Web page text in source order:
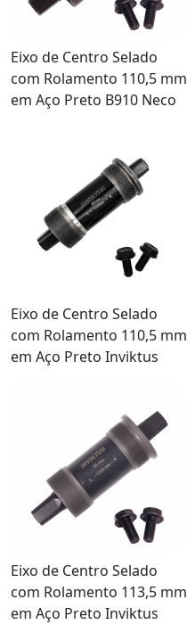
Eixo de Centro Selado
com Rolamento 110,5 mm
em Aço Preto B910 Neco
Eixo de Centro Selado
com Rolamento 110,5 mm
em Aço Preto Inviktus
Eixo de Centro Selado
com Rolamento 113,5 mm
em Aço Preto Inviktus